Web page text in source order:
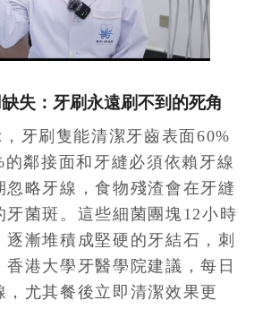
失：牙刷永遠刷不到的死角
牙刷隻能清潔牙齒表面60%
的鄰接面和牙縫必須依賴牙線
忽略牙線，食物殘渣會在牙縫
牙菌斑。這些細菌團塊12小時
漸堆積成堅硬的牙結石，刺
港大學牙醫學院建議，每日
，尤其餐後立即清潔效果更